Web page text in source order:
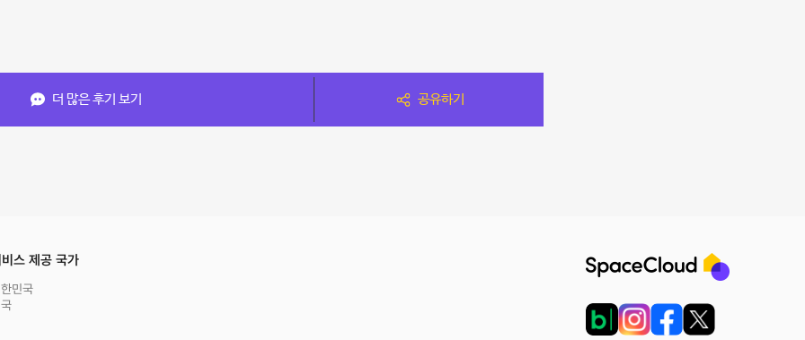
더 많은 후기 보기 공유하기
스 제공 국가
민국